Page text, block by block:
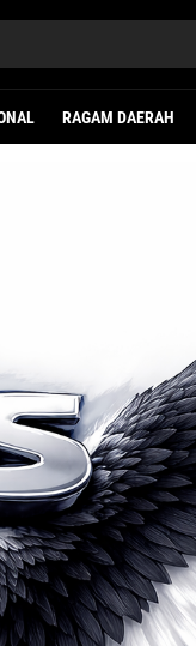
RAGAM DAERAH